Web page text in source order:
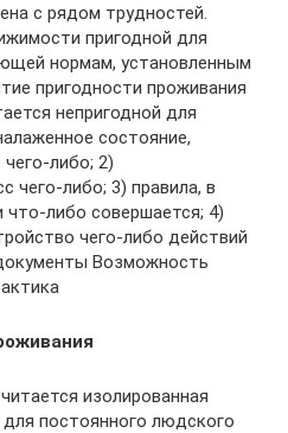
с рядом трудностей.
пригодной для
нормам, установленным
пригодности проживания
непригодной для
состояние,
либо; 2)
чего-либо; 3) правила, в
либо совершается; 4)
чего-либо действий
Возможность
изолированная
постоянного людского